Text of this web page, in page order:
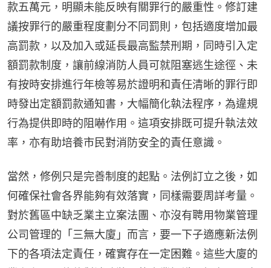
款五萬元，明顯未能反映有關罪行的嚴重性。修訂建
議按罪行的嚴重程度劃分不同罰則，包括適度增加最
高罰款，以及加入或延長最高監禁刑期，同時引入定
額罰款制度，讓前線消防人員可就阻塞逃生途徑、未
有按時安排進行年檢等易於證明和責任清晰的罪行即
時發出定額罰款通知書，大幅簡化執法程序，為違規
行為提供即時的阻嚇作用。這項安排既可提升執法效
率，亦有助培養市民對消防安全的責任意識。
當然，修例只是完善制度的起點。法例訂立之後，如
何確保社會各界能夠有效落實，同樣需要周詳考量。
對於舊區中缺乏業主立案法團、亦沒有聘用物業管理
公司管理的「三無大廈」而言，要一下子適應新法例
下的各項法定責任，確實存在一定困難。這些大廈的